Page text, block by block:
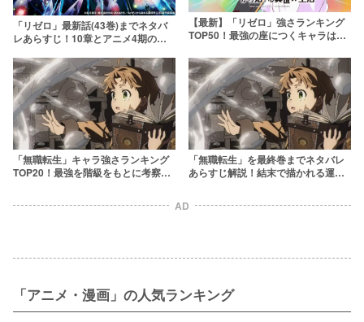
「リゼロ」最新話(43巻)までネタバ
レあらすじ！10章とアニメ4期の前
る異世界生活】
【最新】「リゼロ」強さランキング
TOP50！最強の座につくキャラは誰
「無職転生」キャラ強さランキング
TOP20！最強を階級をもとに考察
「無職転生」を最終巻までネタバレ
あらすじ解説！結末で描かれる運命
AD
「アニメ・漫画」の人気ランキング